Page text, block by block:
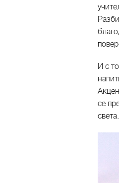
И с
се
света.